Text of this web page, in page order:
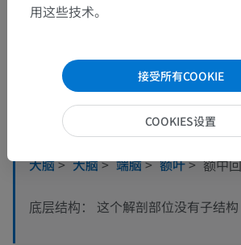
人体解剖学2
整合系统> 神经系统> 中
大脑> 大脑> 端脑> 额叶> 额中回
底层结构： 这个解剖部位没有子结构
用这些技术。
接受所有COOKIE
COOKIES设置